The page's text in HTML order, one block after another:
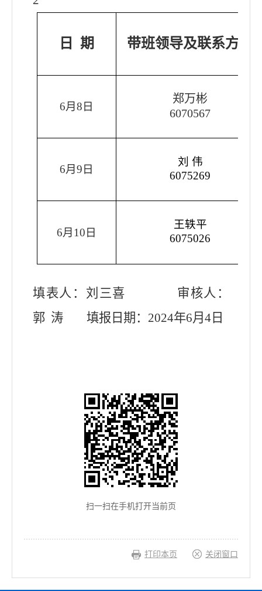
日 期 带班领导及联系方式
6月8 日
郑万彬
6070567
6月9 日
刘 伟
6075269
6月 10 日
王轶平
6075026
填表人： 刘三喜
审核人：
郭 涛 填报日期： 2024年6月 4 日
扫一扫在手机打开当前页
打印本页 关闭窗口